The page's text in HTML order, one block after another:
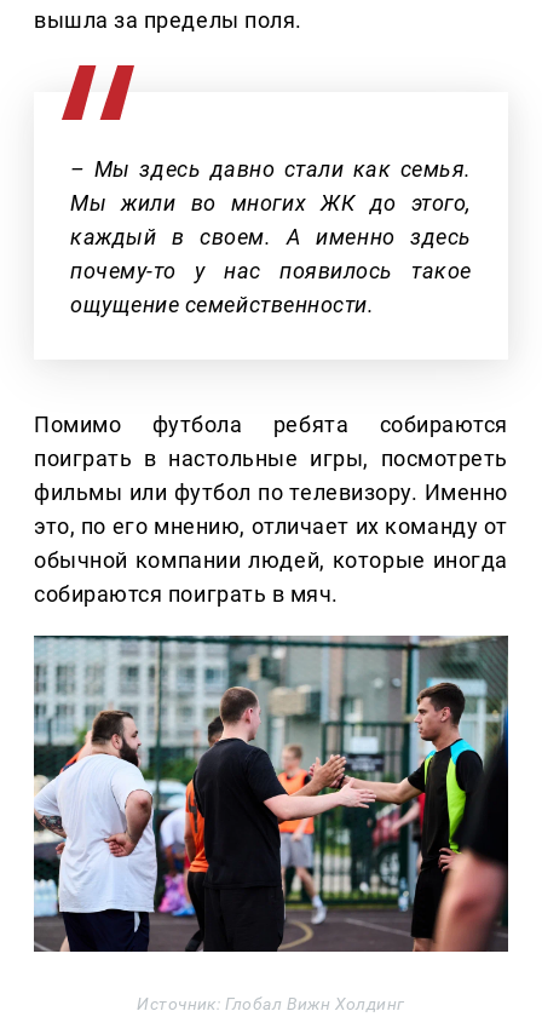
вышла за пределы поля.
– Мы здесь давно стали как семья.
Мы жили во многих ЖК до этого,
каждый в своем. А именно здесь
почему-то у нас появилось такое
ощущение семейственности.
Помимо футбола ребята собираются
поиграть в настольные игры, посмотреть
фильмы или футбол по телевизору. Именно
это, по его мнению, отличает их команду от
обычной компании людей, которые иногда
собираются поиграть в мяч.
Источник: Глобал Вижн Холдинг